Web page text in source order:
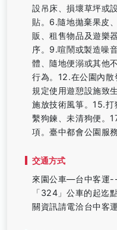
設吊床、損壞草坪或
貼。6.隨地拋棄果皮
販、租售物品及遊樂
序。9.喧鬧或製造噪
體、隨地便溺或其他
行為。12.在公園內
規定使用遊憩設施致
施放技術風箏。15.
繫狗鍊、未清狗便。
項。臺中都會公園服
交通方式
來園公車—台中客運
「324」公車的起迄
關資訊請電洽台中